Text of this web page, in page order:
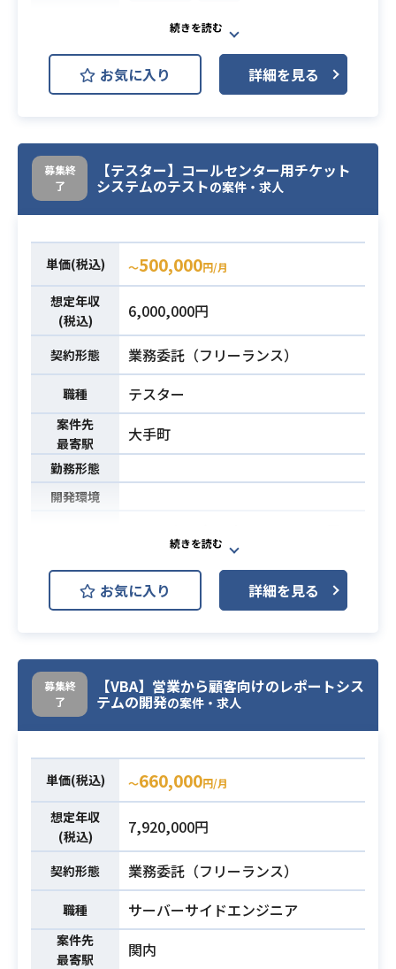
ビジネスサイドのデータ分析に携わ
っていただきます。
【業務内容】
・事業側およびクライアントの要件/
出しを行い分析方針を決め、SQLお
よびPythonで分析、集計
・事業側、およびクライアントへの
説明資料を作成し、説明
必須スキル
・PythonおよびSQLの基本的な理解
と1年以上の実務経験、またはそれに
該当する活動
・データ分析と結果報告の実務経
験、またはそれに該当する活動
・各関係者に分かり易く説明出来る
コミュニケーション能力
・各関係者の要望をデータ分析に落
とし込む能力
・統計に関する基本的な理解
お気に入り 詳細を見る
募集終
了
【テスター】コールセンター用チケット
システムのテストの案件・求人
単価(税込) 〜500,000円/月
想定年収
(税込)
6,000,000円
契約形態 業務委託（フリーランス）
職種 テスター
案件先
最寄駅
大手町
勤務形態
開発環境
業務内容
チケットシステムについて、現行の
システム（フルスクラッチ）から
新システム（ServiceNow）に移行す
必須スキル
・コミュニケーションスキル（開発
ベンダー、顧客折衝などで必須）
・IT関連知識(Web)
お気に入り 詳細を見る
募集終
了
【VBA】営業から顧客向けのレポートシス
テムの開発の案件・求人
単価(税込) 〜660,000円/月
想定年収
(税込)
7,920,000円
契約形態 業務委託（フリーランス）
職種 サーバーサイドエンジニア
案件先
最寄駅
関内